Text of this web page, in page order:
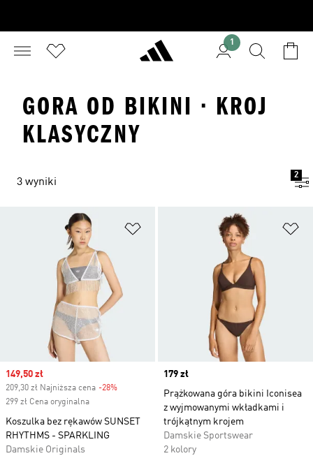
1
GORA OD BIKINI · KROJ
KLASYCZNY
3 wyniki
2
Dodaj do listy życzeń
Sale price
149,50 zł
209,30 zł Najniższa cena -28%
299 zł Cena oryginalna
Koszulka bez rękawów SUNSET
RHYTHMS - SPARKLING
Damskie Originals
Price
179 zł
Prążkowana góra bikini Iconisea
z wyjmowanymi wkładkami i
trójkątnym krojem
Damskie Sportswear
2 kolory